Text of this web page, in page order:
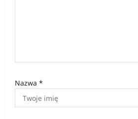
Nazwa *